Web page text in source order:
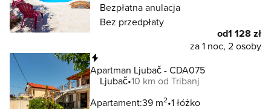
Bezpłatna anulacja
Bez przedpłaty
od1 128 zł
za 1 noc, 2 osoby
Apartman Ljubač - CDA075
Ljubač 10 km od Tribanj
Apartament:39 m2 1 łóżko